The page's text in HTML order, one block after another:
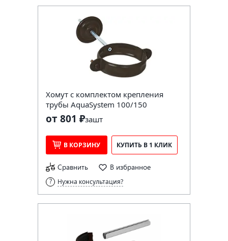
Хомут с комплектом крепления
трубы AquaSystem 100/150
от 801 ₽зашт
В КОРЗИНУ КУПИТЬ В 1 КЛИК
Сравнить В избранное
Нужна консультация?